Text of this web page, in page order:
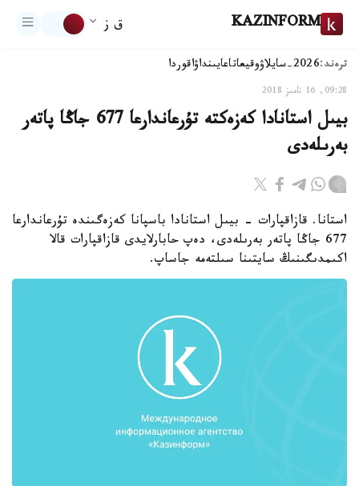
KAZINFORM ق ز
ترەند:2026-سايلاۋ وقيعاتاعايىنداۋاقوردا
09:28, 16 تامىز 2018
بيىل استانادا كەزەكتە تۇرعاندارعا 677 جاڭا پاتەر
بەرىلەدى
استانا. قازاقپارات - بيىل استانادا باسپانا كەزەگىندە تۇرعاندارعا
677 جاڭا پاتەر بەرىلەدى، دەپ حابارلايدى قازاقپارات قالا
اكىمدىگىنىڭ سايتىنا سىلتەمە جاساپ.